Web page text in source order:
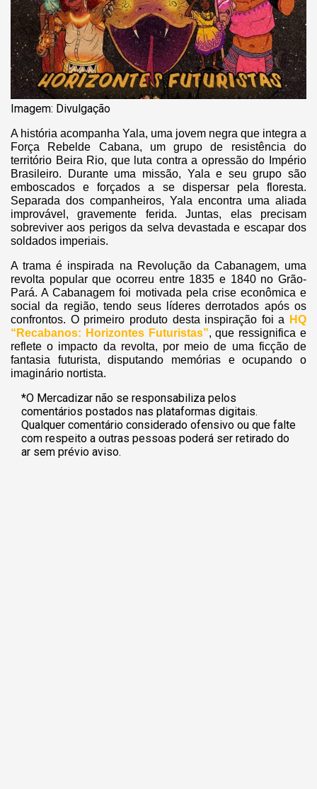
Imagem: Divulgação
A história acompanha Yala, uma jovem negra que integra a
Força Rebelde Cabana, um grupo de resistência do
território Beira Rio, que luta contra a opressão do Império
Brasileiro. Durante uma missão, Yala e seu grupo são
emboscados e forçados a se dispersar pela floresta.
Separada dos companheiros, Yala encontra uma aliada
improvável, gravemente ferida. Juntas, elas precisam
sobreviver aos perigos da selva devastada e escapar dos
soldados imperiais.
A trama é inspirada na Revolução da Cabanagem, uma
revolta popular que ocorreu entre 1835 e 1840 no Grão-
Pará. A Cabanagem foi motivada pela crise econômica e
social da região, tendo seus líderes derrotados após os
confrontos. O primeiro produto desta inspiração foi a
HQ
“Recabanos: Horizontes Futuristas”, que ressignifica e
reflete o impacto da revolta, por meio de uma ficção de
fantasia futurista, disputando memórias e ocupando o
imaginário nortista.
*O Mercadizar não se responsabiliza pelos
comentários postados nas plataformas digitais.
Qualquer comentário considerado ofensivo ou que falte
com respeito a outras pessoas poderá ser retirado do
ar sem prévio aviso.